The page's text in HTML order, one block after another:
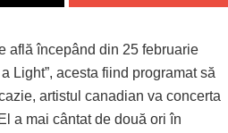
află începând din 25 februarie
Light”, acesta fiind programat să
artistul canadian va concerta
a mai cântat de două ori în